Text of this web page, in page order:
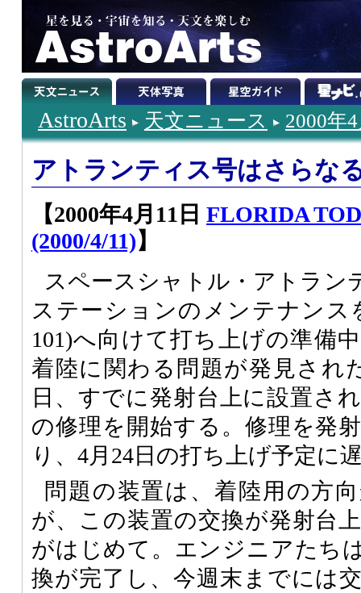
AstroArts 天文ニュース 2000年
アトランティス号はさらな
【2000年4月11日 FLORIDA
(2000/4/11)】
スペースシャトル・アトラン
ステーションのメンテナンス
101)へ向けて打ち上げの準備
着陸に関わる問題が発見され
日、すでに発射台上に設置さ
の修理を開始する。修理を発
り、4月24日の打ち上げ予定に
問題の装置は、着陸用の方
が、この装置の交換が発射台
がはじめて。エンジニアたち
換が完了し、今週末までには